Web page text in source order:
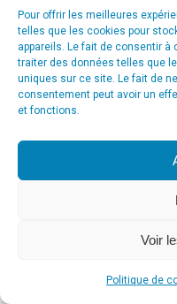
Pour offrir les meilleures
telles que les cookies pour
appareils. Le fait de consentir
traiter des données telles que
uniques sur ce site. Le fait de
consentement peut avoir un
et fonctions.
Voir
Politique de
© Agence Communication